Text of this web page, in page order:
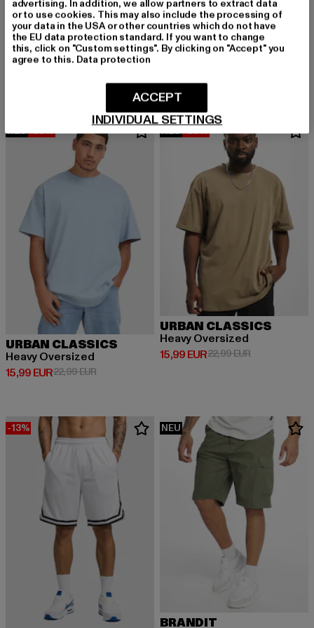
URBAN CLASSICS
Stripes Mesh Shorts
20,99 EUR
Derzeitiger Preis: 20,99 EUR
29,99 EURAktionspreis: 29,99 EUR
URBAN CLASSICS
NEU -30%
URBAN CLASSICS
Heavy Oversized
15,99 EUR
Derzeitiger Preis: 15,99 EUR
22,99 EURAktionspreis: 22,99 EUR
NEU -30%
URBAN CLASSICS
Heavy Oversized
15,99 EUR
Derzeitiger Preis: 15,99 EUR
22,99 EURAktionspreis:
-13% NEU
BRANDIT
advertising. In addition, we allow partners to extract data
or to use cookies. This may also include the processing of
your data in the USA or other countries which do not have
the EU data protection standard. If you want to change
this, click on "Custom settings". By clicking on "Accept" you
agree to this. Data protection
INDIVIDUAL SETTINGS
ACCEPT